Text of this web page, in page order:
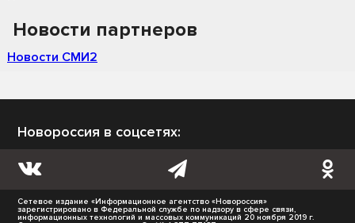
Новости партнеров
Новости СМИ2
Новороссия в соцсетях:
Сетевое издание «Информационное агентство «Новороссия»
зарегистрировано в Федеральной службе по надзору в сфере связи,
информационных технологий и массовых коммуникаций 20 ноября 2019 г.